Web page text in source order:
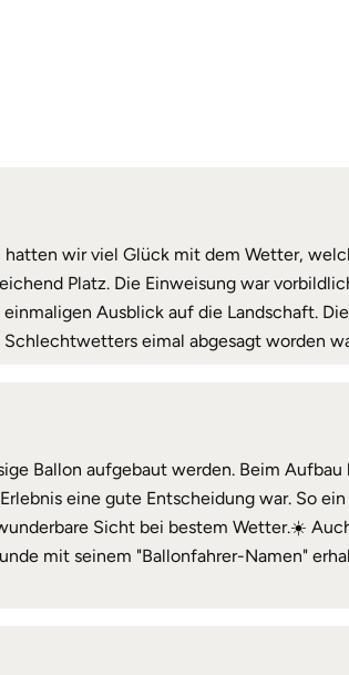
wir viel Glück mit dem Wetter,
Platz. Die Einweisung war
Ausblick auf die Landschaft.
eimal abgesagt worden
Ballon aufgebaut werden. Beim
eine gute Entscheidung war. So
Sicht bei bestem Wetter.☀️
mit seinem "Ballonfahrer-Namen"